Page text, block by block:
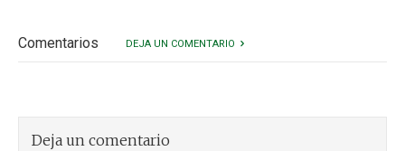
Comentarios DEJA UN COMENTARIO
Deja un comentario